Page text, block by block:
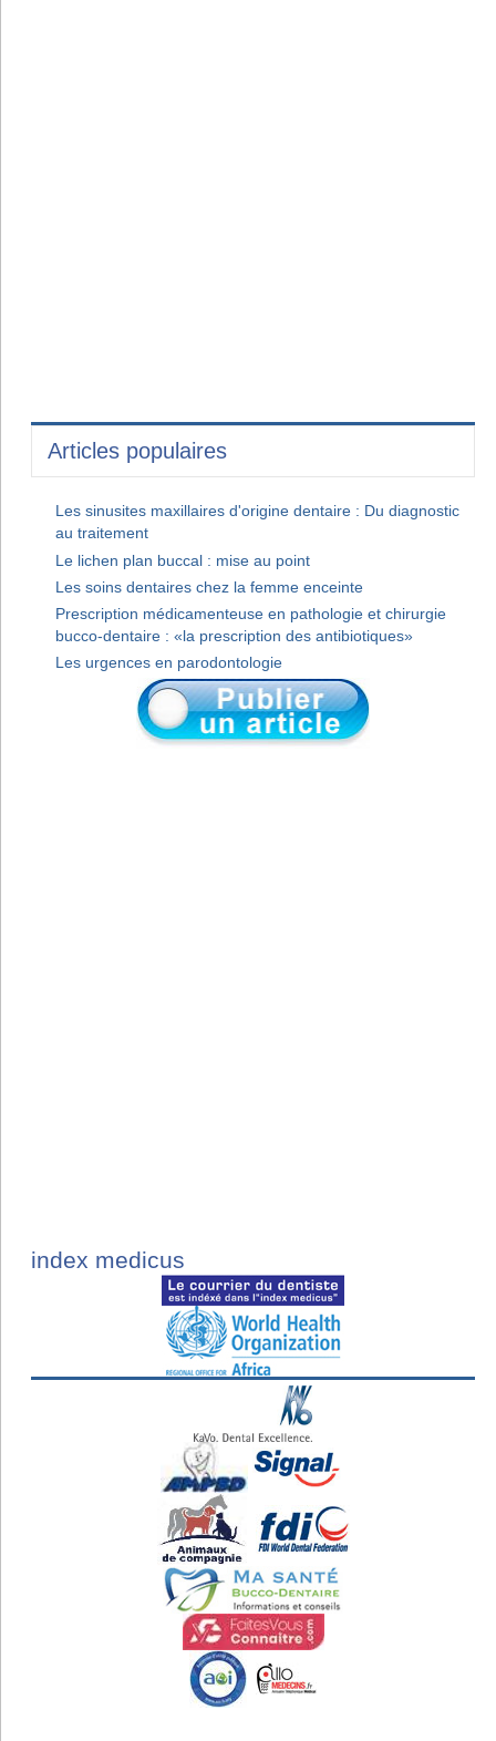
Articles populaires
Les sinusites maxillaires d'origine dentaire : Du diagnostic
au traitement
Le lichen plan buccal : mise au point
Les soins dentaires chez la femme enceinte
Prescription médicamenteuse en pathologie et chirurgie
bucco-dentaire : «la prescription des antibiotiques»
Les urgences en parodontologie
index medicus